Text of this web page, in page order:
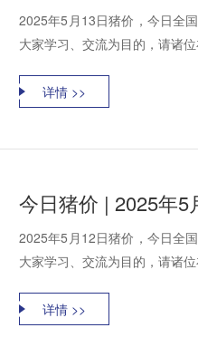
2025年5月13日猪价，今日全
大家学习、交流为目的，请诸
详情 >>
今日猪价 | 2025年5
2025年5月12日猪价，今日全
大家学习、交流为目的，请诸
详情 >>